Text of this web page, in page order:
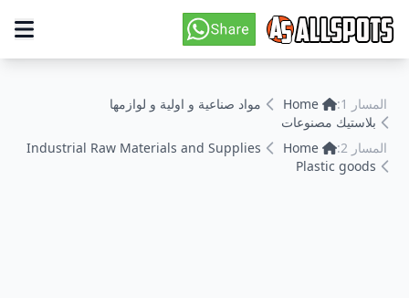
المسار 1: Home
مواد صناعية و اولية و لوازمها
بلاستيك مصنوعات
المسار 2:
Home
Industrial Raw Materials and Supplies
Plastic goods